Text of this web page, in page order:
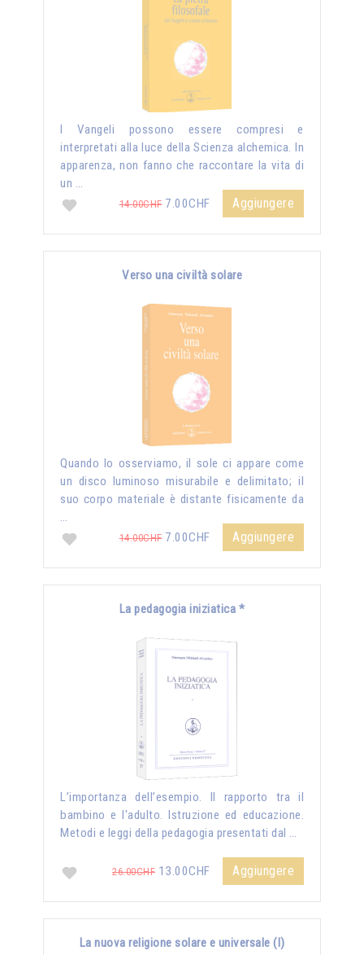
I Vangeli possono essere compresi e
interpretati alla luce della Scienza alchemica. In
apparenza, non fanno che raccontare la vita di
un …
14.00CHF7.00CHF Aggiungere
Verso una civiltà solare
Quando lo osserviamo, il sole ci appare come
un disco luminoso misurabile e delimitato; il
suo corpo materiale è distante fisicamente da
…
14.00CHF7.00CHF Aggiungere
La pedagogia iniziatica *
L’importanza dell’esempio. Il rapporto tra il
bambino e l'adulto. Istruzione ed educazione.
Metodi e leggi della pedagogia presentati dal …
26.00CHF 13.00CHF Aggiungere
La nuova religione solare e universale (I)